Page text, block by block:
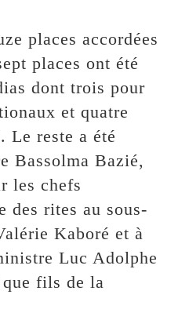
places accordées
places ont été
dont trois pour
et quatre
Le reste a été
Bassolma Bazié,
les chefs
des rites au sous-
Kaboré et à
Luc Adolphe
fils de la